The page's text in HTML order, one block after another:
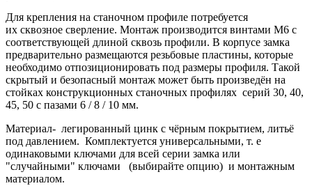
Для крепления на станочном профиле потребуется
их сквозное сверление. Монтаж производится винтами М6 с
соответствующей длиной сквозь профили. В корпусе замка
предварительно размещаются резьбовые пластины, которые
необходимо отпозиционировать под размеры профиля. Такой
скрытый и безопасный монтаж может быть произведён на
стойках конструкционных станочных профилях серий 30, 40,
45, 50 с пазами 6 / 8 / 10 мм. ​
Материал- легированный цинк с чёрным покрытием, литьё
под давлением. Комплектуется универсальными, т. е
одинаковыми ключами для всей серии замка или
"случайными" ключами (выбирайте опцию) и монтажным
материалом.